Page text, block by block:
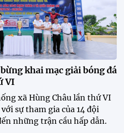
20:58 26/07/2026
Tài Lộc trở lại, ĐT Việt Nam
"khổ luyện" dưới nắng gắt tại
Hà Nội
12:12 26/07/2026
HLV Kim Sang-sik: "Tuyển Việt
Nam sẽ mang sự tự tin này vào